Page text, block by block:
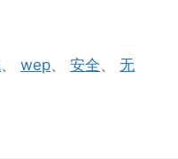
、wep、安全、无